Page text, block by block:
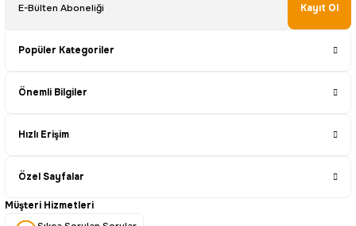
Kayıt Ol
Popüler Kategoriler
Önemli Bilgiler
Hızlı Erişim
Özel Sayfalar
Müşteri Hizmetleri